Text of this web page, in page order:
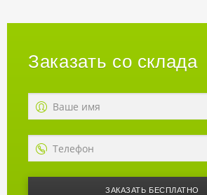
Заказать со склада
ЗАКАЗАТЬ БЕСПЛАТНО